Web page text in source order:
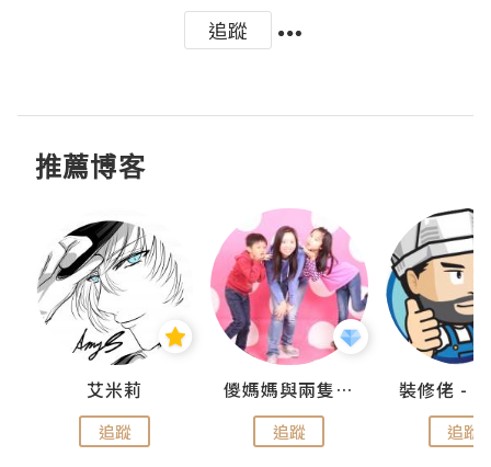
追蹤
推薦博客
艾米莉
追蹤
儍媽媽與兩隻小魔怪之家
追蹤 追蹤